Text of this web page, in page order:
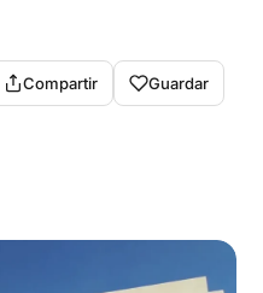
Compartir Guardar